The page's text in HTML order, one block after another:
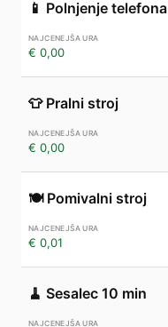
📱 Polnjenje telefona
€ 0,00
👕 Pralni stroj
€ 0,00
🍽️ Pomivalni stroj
€ 0,01
🧹 Sesalec 10 min